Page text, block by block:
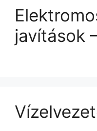
javítások